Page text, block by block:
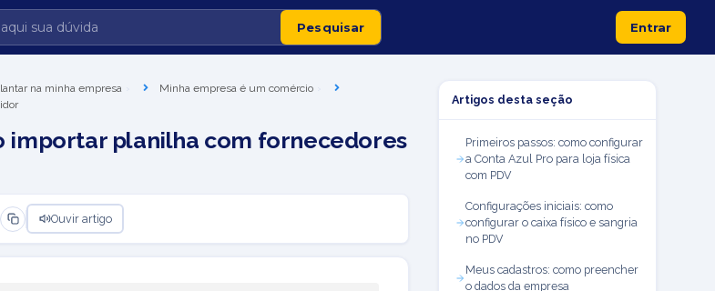
Entrar
na minha empresa
Minha empresa é um comércio
importar planilha com fornecedores
Ouvir artigo
Artigos desta seção
Primeiros passos: como configurar
a Conta Azul Pro para loja física
com PDV
Configurações iniciais: como
configurar o caixa físico e sangria
no PDV
Meus cadastros: como preencher
o dados da empresa